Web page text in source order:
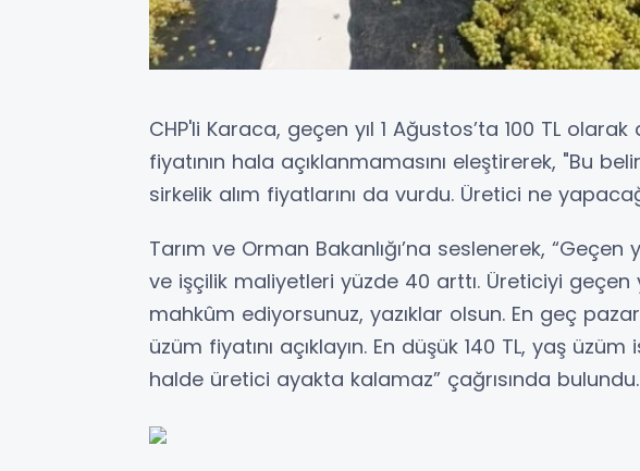
CHP'li Karaca, geçen yıl 1 Ağustos’ta 100 TL
fiyatının hala açıklanmamasını eleştirerek, "Bu
sirkelik alım fiyatlarını da vurdu. Üretici ne
Tarım ve Orman Bakanlığı’na seslenerek,
ve işçilik maliyetleri yüzde 40 arttı. Üreticiyi geçen
mahkûm ediyorsunuz, yazıklar olsun. En geç
üzüm fiyatını açıklayın. En düşük 140 TL, yaş
halde üretici ayakta kalamaz” çağrısında bulundu.